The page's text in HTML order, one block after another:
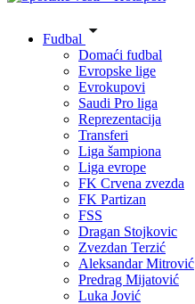
Fudbal
Domaći fudbal
Evropske lige
Evrokupovi
Saudi Pro liga
Reprezentacija
Transferi
Liga šampiona
Liga evrope
FK Crvena zvezda
FK Partizan
FSS
Dragan Stojkovic
Zvezdan Terzić
Aleksandar Mitrović
Predrag Mijatović
Luka Jović